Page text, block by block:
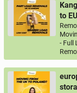
to EU
- Full